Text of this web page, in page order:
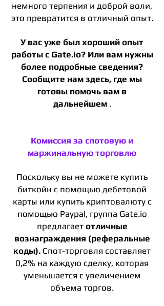
немного терпения и доброй воли,
это превратится в отличный опыт.
У вас уже был хороший опыт
работы с Gate.io? Или вам нужны
более подробные сведения?
Сообщите нам здесь, где мы
готовы помочь вам в
дальнейшем.
Комиссия за спотовую и
маржинальную торговлю
Поскольку вы не можете купить
биткойн с помощью дебетовой
карты или купить криптовалюту с
помощью Paypal, группа Gate.io
предлагает отличные
вознаграждения (реферальные
коды). Спот-торговля составляет
0,2% на каждую сделку, которая
уменьшается с увеличением
объема торгов.